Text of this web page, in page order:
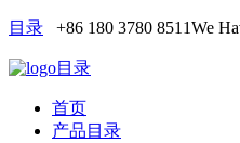
目录 +86 180 3780 8511We
目录
首页
产品目录